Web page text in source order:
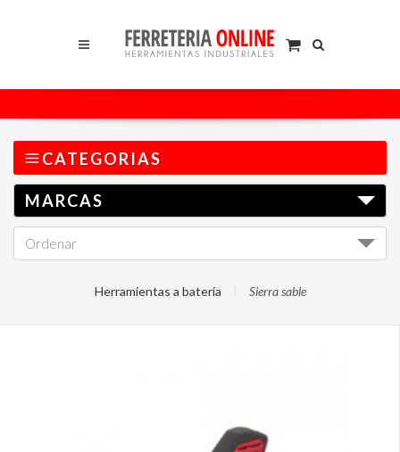
CATEGORIAS
MARCAS
Ordenar
Herramientas a batería Sierra sable